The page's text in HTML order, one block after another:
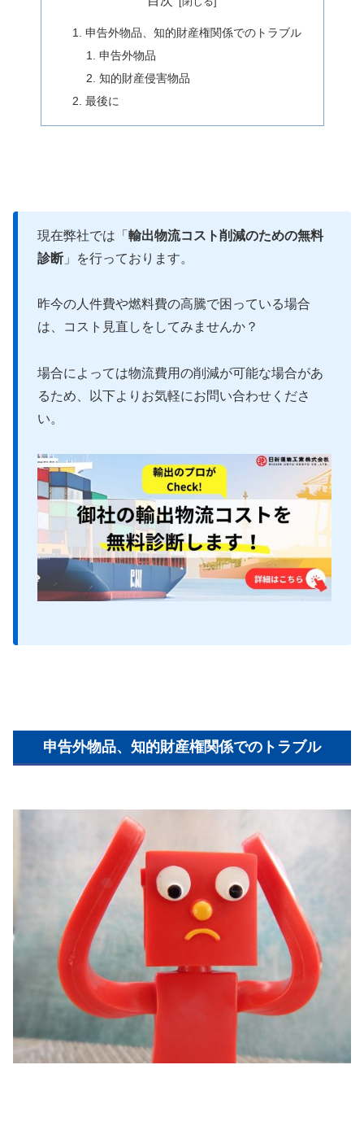
申告外物品、知的財産権関係でのトラブル
申告外物品
知的財産侵害物品
最後に
現在弊社では「 輸出物流コスト削減のための無料
診断 」を行っております。
昨今の人件費や燃料費の高騰で困っている場合
は、コスト見直しをしてみませんか？
場合によっては物流費用の削減が可能な場合があ
るため、以下よりお気軽にお問い合わせくださ
い。
申告外物品、知的財産権関係でのトラブル